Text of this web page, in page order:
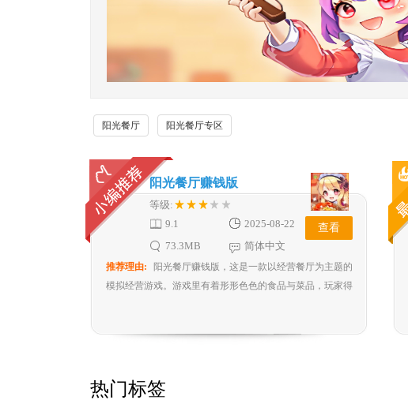
阳光餐厅 阳光餐厅专区
阳光餐厅赚钱版
等级:
9.1
2025-08-22
73.3MB
简体中文
查看
推荐理由:
阳光餐厅赚钱版，这是一款以经营餐厅为主题的
模拟经营游戏。游戏里有着形形色色的食品与菜品，玩家得
热门标签